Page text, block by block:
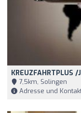
KREUZFAHRTPLUS /
7,5km, Solingen
Adresse und